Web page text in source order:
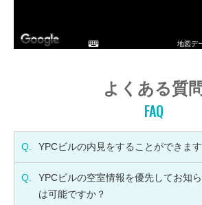
地図デ
よくある質問
FAQ
Q. YPCビルの内見をすることができま
Q.
YPCビルの空室情報を優先してお知
は可能ですか？